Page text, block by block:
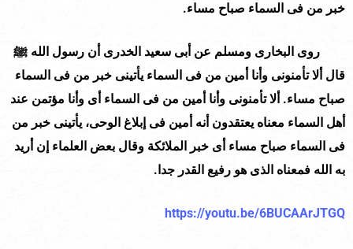
خبر من فى السماء صباح مساء.
روى البخارى ومسلم عن أبى سعيد الخدرى أن رسول الله ﷺ
قال ألا تأمنونى وأنا أمين من فى السماء يأتينى خبر من فى السماء
صباح مساء. ألا تأمنونى وأنا أمين من فى السماء أى وأنا مؤتمن عند
أهل السماء معناه يعتقدون أنه أمين فى إبلاغ الوحى، يأتينى خبر من
فى السماء صباح مساء أى خبر الملائكة وقال بعض العلماء إن أريد
به الله فمعناه الذى هو رفيع القدر جدا.
https://youtu.be/6BUCAArJTGQ